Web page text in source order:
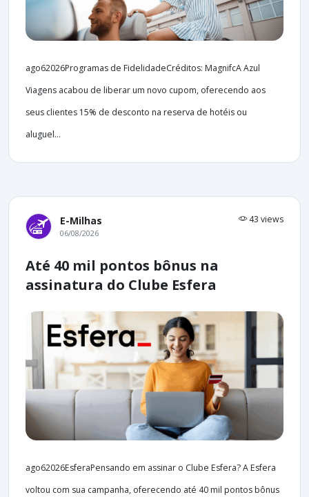
ago62026Programas de FidelidadeCréditos: MagnifcA Azul
Viagens acabou de liberar um novo cupom, oferecendo aos
seus clientes 15% de desconto na reserva de hotéis ou
aluguel...
E-Milhas 43 views
06/08/2026
Até 40 mil pontos bônus na
assinatura do Clube Esfera
ago62026EsferaPensando em assinar o Clube Esfera? A Esfera
voltou com sua campanha, oferecendo até 40 mil pontos bônus